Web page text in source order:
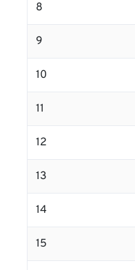
8
9
10
11
12
13
14
15